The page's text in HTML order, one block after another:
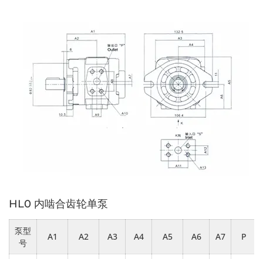
HL0 内啮合齿轮单泵
泵型
号
A1 A2 A3 A4 A5 A6 A7 P